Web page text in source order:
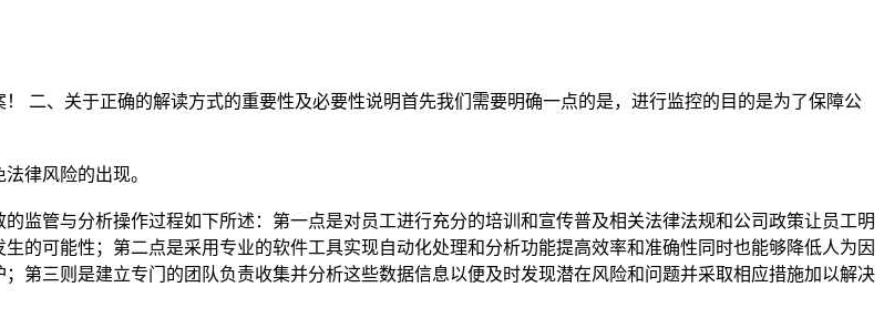
二、关于正确的解读方式的重要性及必要性说明首先我们需要明确一点的是，进行监控的目的是为了保障公
律风险的出现。
监管与分析操作过程如下所述：第一点是对员工进行充分的培训和宣传普及相关法律法规和公司政策让员工明
的可能性；第二点是采用专业的软件工具实现自动化处理和分析功能提高效率和准确性同时也能够降低人为因
第三则是建立专门的团队负责收集并分析这些数据信息以便及时发现潜在风险和问题并采取相应措施加以解决